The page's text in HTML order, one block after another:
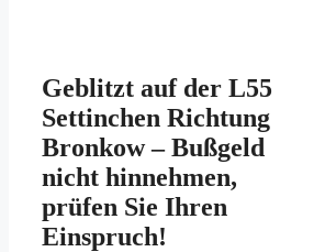
Geblitzt auf der L55
Settinchen Richtung
Bronkow – Bußgeld
nicht hinnehmen,
prüfen Sie Ihren
Einspruch!